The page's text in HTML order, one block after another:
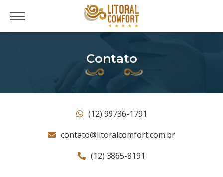
Contato
(12) 99736-1791
contato@litoralcomfort.com.br
(12) 3865-8191